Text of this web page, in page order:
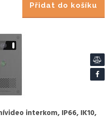
Přidat do košíku
interkom, IP66, IK10,